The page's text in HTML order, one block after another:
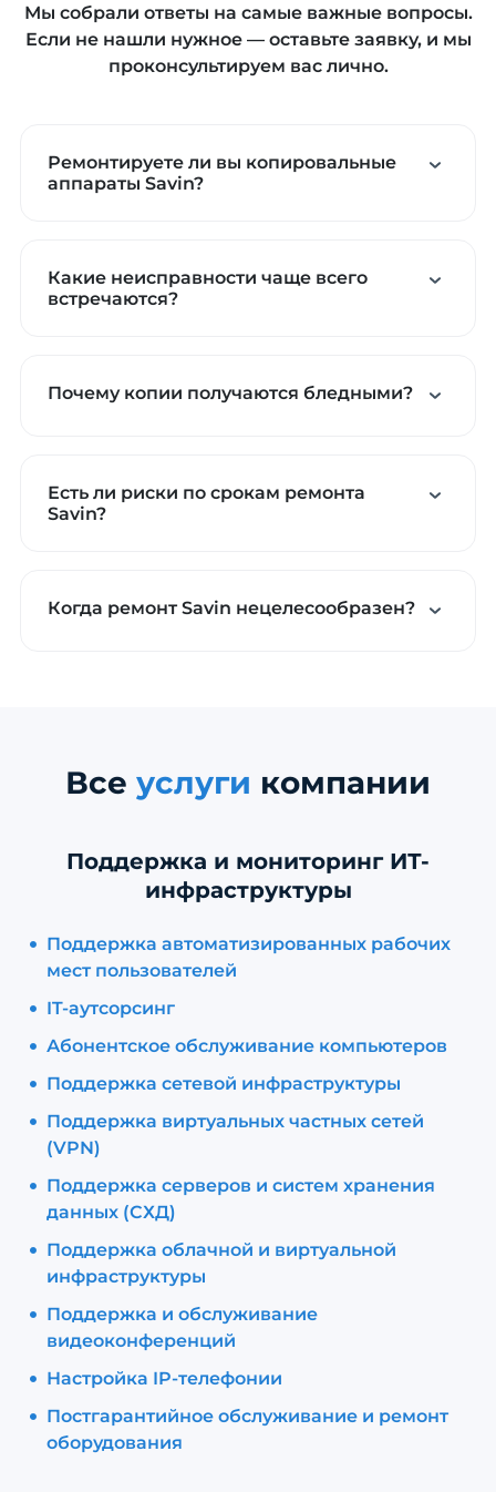
Мы собрали ответы на самые важные вопросы.
Если не нашли нужное — оставьте заявку, и мы
проконсультируем вас лично.
Ремонтируете ли вы копировальные
аппараты Savin?
Какие неисправности чаще всего
встречаются?
Почему копии получаются бледными?
Есть ли риски по срокам ремонта
Savin?
Когда ремонт Savin нецелесообразен?
Все услуги компании
Поддержка и мониторинг ИТ-
инфраструктуры
Поддержка автоматизированных рабочих
мест пользователей
IT-аутсорсинг
Абонентское обслуживание компьютеров
Поддержка сетевой инфраструктуры
Поддержка виртуальных частных сетей
(VPN)
Поддержка серверов и систем хранения
данных (СХД)
Поддержка облачной и виртуальной
инфраструктуры
Поддержка и обслуживание
видеоконференций
Настройка IP-телефонии
Постгарантийное обслуживание и ремонт
оборудования